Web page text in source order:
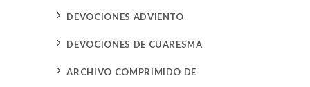
5 DEVOCIONES ADVIENTO
5 DEVOCIONES DE CUARESMA
5 ARCHIVO COMPRIMIDO DE